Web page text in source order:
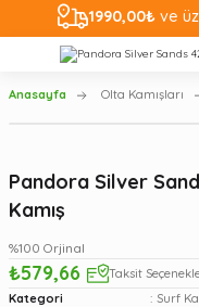
1990,00₺ ve
Anasayfa Olta Kamışları
Pandora Silver
Kamış
%100 Orjinal
₺579,66
Taksit
Kategori
Surf